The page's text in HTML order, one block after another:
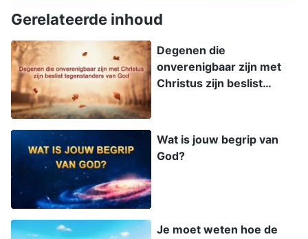
Gerelateerde inhoud
Degenen die
onverenigbaar zijn met
Christus zijn beslist
Wat is jouw begrip van
God?
Je moet weten hoe de